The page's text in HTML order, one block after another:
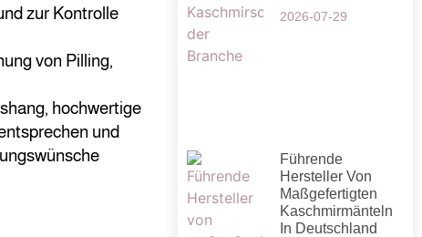
zur Kontrolle
von Pilling,
hochwertige
und
2026-07-29
Führende
Hersteller Von
Maßgefertigten
Kaschmirmänteln
In Deutschland